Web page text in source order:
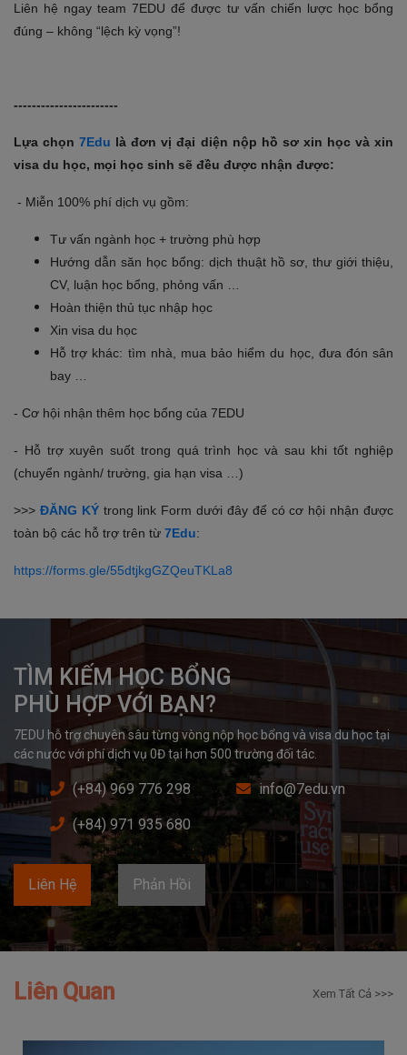
Liên hệ ngay team 7EDU để được tư vấn chiến lược học bổng
đúng – không “lệch kỳ vọng”!
-----------------------
Lựa chọn7Edu là đơn vị đại diện nộp hồ sơ xin học và xin
visa du học, mọi học sinh sẽ đều được nhận được:
- Miễn 100% phí dịch vụ gồm:
Tư vấn ngành học + trường phù hợp
Hướng dẫn săn học bổng: dịch thuật hồ sơ, thư giới thiệu,
CV, luận học bổng, phỏng vấn …
Hoàn thiện thủ tục nhập học
Xin visa du học
Hỗ trợ khác: tìm nhà, mua bảo hiểm du học, đưa đón sân
bay …
- Cơ hội nhận thêm học bổng của 7EDU
- Hỗ trợ xuyên suốt trong quá trình học và sau khi tốt nghiệp
(chuyển ngành/ trường, gia hạn visa …)
>>> ĐĂNG KÝtrong link Form dưới đây để có cơ hội nhận được
toàn bộ các hỗ trợ trên từ 7Edu:
https://forms.gle/55dtjkgGZQeuTKLa8
TÌM KIẾM HỌC BỔNG
PHÙ HỢP VỚI BẠN?
7EDU hỗ trợ chuyên sâu từng vòng nộp học bổng và visa du học tại
các nước với phí dịch vụ 0Đ tại hơn 500 trường đối tác.
(+84) 969 776 298 info@7edu.vn
(+84) 971 935 680
Liên Hệ Phản Hồi
Liên Quan Xem Tất Cả >>>